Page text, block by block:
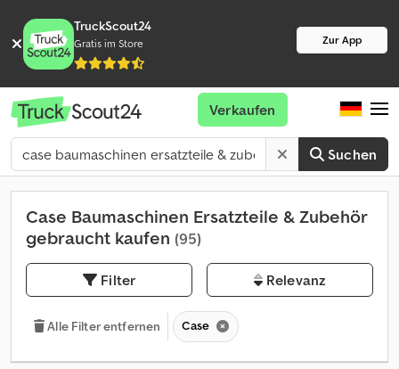
TruckScout24
Gratis im Store Zur App
Suchen
Verkaufen
Case Baumaschinen Ersatzteile & Zubehör
gebraucht kaufen (95)
Filter Relevanz
Alle Filter entfernen Case